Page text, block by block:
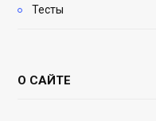
Тесты
О САЙТЕ